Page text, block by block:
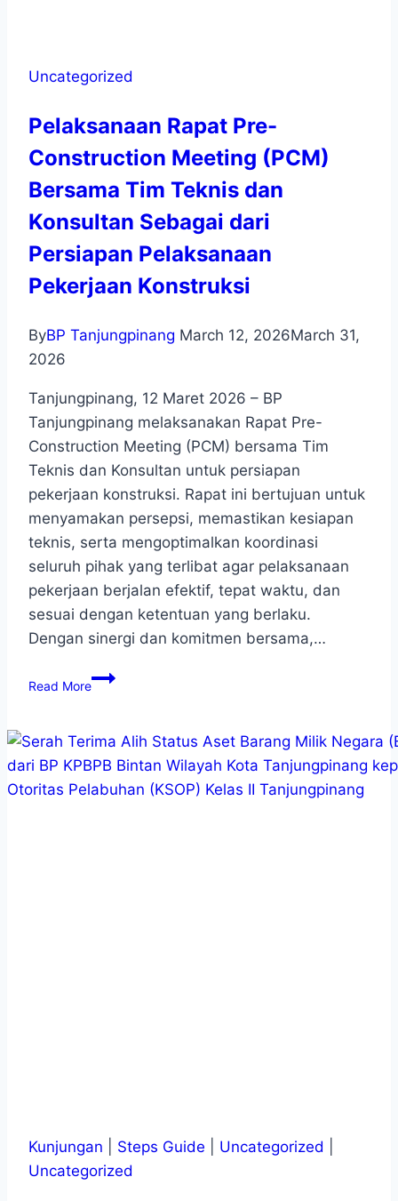
Uncategorized
Pelaksanaan Rapat Pre-
Construction Meeting (PCM)
Bersama Tim Teknis dan
Konsultan Sebagai dari
Persiapan Pelaksanaan
Pekerjaan Konstruksi
ByBP Tanjungpinang March 12, 2026March 31,
2026
Tanjungpinang, 12 Maret 2026 – BP
Tanjungpinang melaksanakan Rapat Pre-
Construction Meeting (PCM) bersama Tim
Teknis dan Konsultan untuk persiapan
pekerjaan konstruksi. Rapat ini bertujuan untuk
menyamakan persepsi, memastikan kesiapan
teknis, serta mengoptimalkan koordinasi
seluruh pihak yang terlibat agar pelaksanaan
pekerjaan berjalan efektif, tepat waktu, dan
sesuai dengan ketentuan yang berlaku.
Dengan sinergi dan komitmen bersama,…
Read More
Kunjungan Steps Guide Uncategorized
Uncategorized